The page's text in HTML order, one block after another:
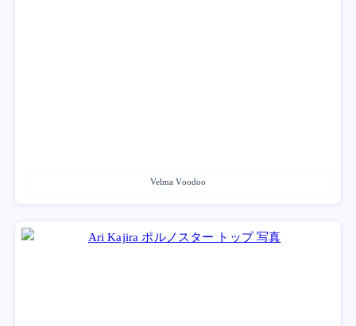
Velma Voodoo